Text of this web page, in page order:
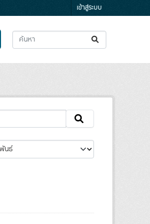
เข้าสู่ระบบ